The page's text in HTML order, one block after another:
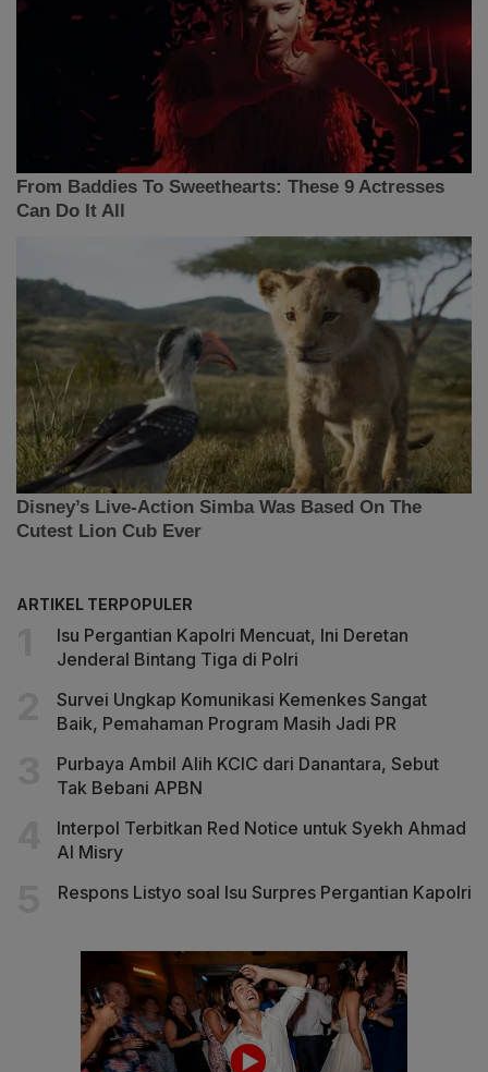
ARTIKEL TERPOPULER
Isu Pergantian Kapolri Mencuat, Ini Deretan
Jenderal Bintang Tiga di Polri
Survei Ungkap Komunikasi Kemenkes Sangat
Baik, Pemahaman Program Masih Jadi PR
Purbaya Ambil Alih KCIC dari Danantara, Sebut
Tak Bebani APBN
Interpol Terbitkan Red Notice untuk Syekh Ahmad
Al Misry
Respons Listyo soal Isu Surpres Pergantian Kapolri